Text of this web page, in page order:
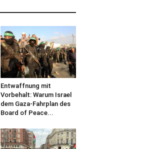
Entwaffnung mit
Vorbehalt: Warum Israel
dem Gaza-Fahrplan des
Board of Peace...